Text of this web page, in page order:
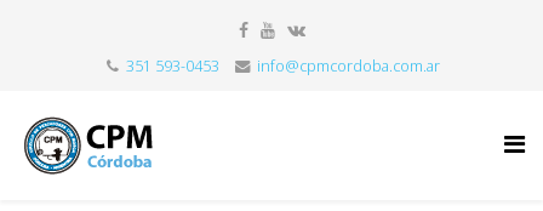
351 593-0453 info@cpmcordoba.com.ar